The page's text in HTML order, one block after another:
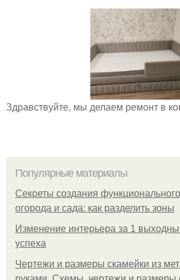
Здравствуйте, мы делаем ремонт в
Популярные материалы
Секреты создания функционального
огорода и сада: как разделить зоны
Изменение интерьера за 1
успеха
Чертежи и размеры скамейки из